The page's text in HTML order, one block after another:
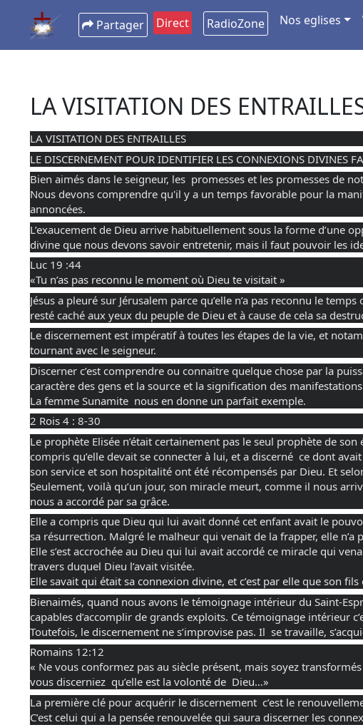
Partager Direct RadioZone Nos eglises
LA VISITATION DES
LA VISITATION DES ENTRAILLES
LE DISCERNEMENT POUR IDENTIFIER LES CONNEXIONS DIVINES
Bien aimés dans le seigneur, les  promesses et les promesses de
Nous devons comprendre qu'il y a un temps favorable pour la
annoncées.
L’exaucement de Dieu arrive habituellement sous la forme d’une
divine que nous devons savoir entretenir, mais il faut pouvoir les
Luc 19 :44
«Tu n’as pas reconnu le moment où Dieu te visitait »
Jésus a pleuré sur Jérusalem parce qu’elle n’a pas reconnu le
resté caché aux yeux du peuple de Dieu et à cause de cela sa
Le discernement est impératif à toutes les étapes de la vie, et
tournant avec le seigneur.
Discerner c’est comprendre ou connaitre quelque chose par la
caractère des gens et la source et la signification des
La femme Sunamite  nous en donne un parfait exemple.
2 Rois 4 : 8-30
Le prophète Elisée n’était certainement pas le seul prophète de
compris qu’elle devait se connecter à lui, et a discerné  ce dont
son service et son hospitalité ont été récompensés par Dieu. Et
Seulement, voilà qu’un jour, son miracle meurt, comme il nous
nous a accordé par sa grâce.
Elle a compris que Dieu qui lui avait donné cet enfant avait le
sa résurrection. Malgré le malheur qui venait de la frapper, elle n’a
Elle s’est accrochée au Dieu qui lui avait accordé ce miracle qui
travers duquel Dieu l’avait visitée.
Elle savait qui était sa connexion divine, et c’est par elle que son fils
Bienaimés, quand nous avons le témoignage intérieur du Saint-
capables d’accomplir de grands exploits. Ce témoignage intérieur
Toutefois, le discernement ne s’improvise pas. Il  se travaille,
Romains 12:12
« Ne vous conformez pas au siècle présent, mais soyez
vous discerniez  qu’elle est la volonté de  Dieu…»
La première clé pour acquérir le discernement  c’est le
C’est celui qui a la pensée renouvelée qui saura discerner les